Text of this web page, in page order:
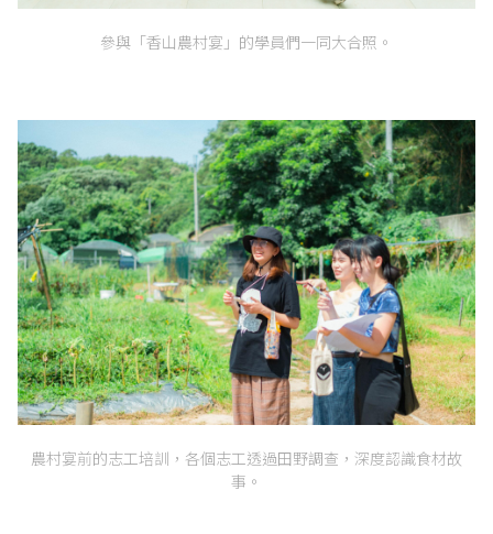
參與「香山農村宴」的學員們一同大合照。
農村宴前的志工培訓，各個志工透過田野調查，深度認識食材故
事。